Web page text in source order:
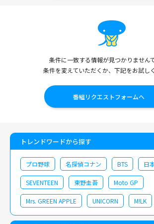
条件に一致する情報が見つかりません
条件を変えていただくか、下記をお試し
番組リクエストフォームへ
トレンドワードから探す
プロ野球 名探偵コナン BTS 日
SEVENTEEN 東野圭吾 Moto GP
Mrs. GREEN APPLE UNICORN M!LK